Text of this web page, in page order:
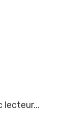
lecteur...